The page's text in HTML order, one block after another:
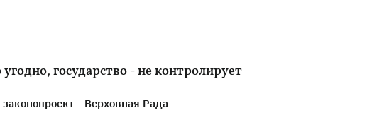
государство - не контролирует
законопроект Верховная Рада